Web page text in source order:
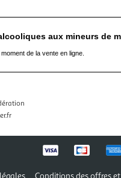
aux mineurs de
de la vente en ligne.
Conditions des offres